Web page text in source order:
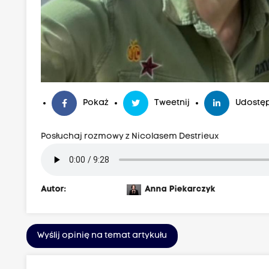
Pokaż Tweetnij
Posłuchaj rozmowy z Nicolasem Destrieux
Autor: Anna Piekarczyk
Wyślij opinię na temat artykułu